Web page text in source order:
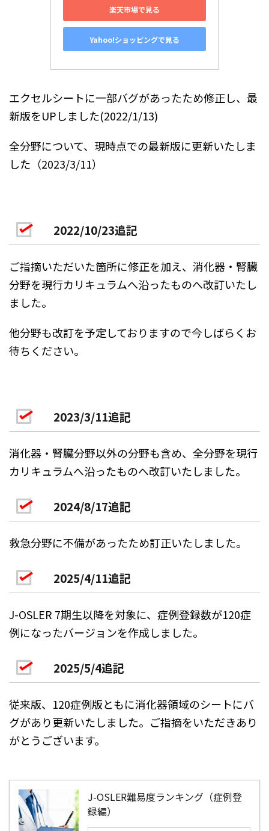
楽天市場で見る
Yahoo!ショッピングで見る
エクセルシートに一部バグがあったため修正し、最
新版をUPしました(2022/1/13)
全分野について、現時点での最新版に更新いたしま
した（2023/3/11）
2022/10/23追記
ご指摘いただいた箇所に修正を加え、消化器・腎臓
分野を現行カリキュラムへ沿ったものへ改訂いたし
ました。
他分野も改訂を予定しておりますので今しばらくお
待ちください。
2023/3/11追記
消化器・腎臓分野以外の分野も含め、全分野を現行
カリキュラムへ沿ったものへ改訂いたしました。
2024/8/17追記
救急分野に不備があったため訂正いたしました。
2025/4/11追記
J-OSLER 7期生以降を対象に、症例登録数が120症
例になったバージョンを作成しました。
2025/5/4追記
従来版、120症例版ともに消化器領域のシートにバ
グがあり更新いたしました。ご指摘をいただきあり
がとうございます。
J-OSLER難易度ランキング（症例登
録編）